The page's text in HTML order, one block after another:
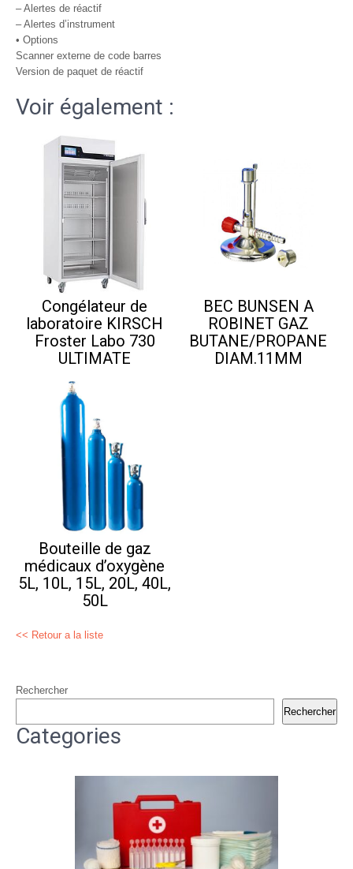
– Alertes de réactif
– Alertes d’instrument
• Options
Scanner externe de code barres
Version de paquet de réactif
Voir également :
Congélateur de
laboratoire KIRSCH
Froster Labo 730
ULTIMATE
BEC BUNSEN A
ROBINET GAZ
BUTANE/PROPANE
DIAM.11MM
Bouteille de gaz
médicaux d’oxygène
5L, 10L, 15L, 20L, 40L,
50L
<< Retour a la liste
Rechercher
Rechercher
Categories